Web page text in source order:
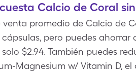
Calcio de Coral
venta promedio de Calcio de
pero puedes
$2.94. También puedes
Magnesium w/ Vitamin D,